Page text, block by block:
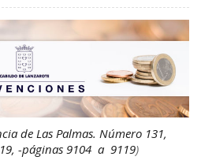
de Las Palmas. Número 131,
-páginas 9104 a 9119)